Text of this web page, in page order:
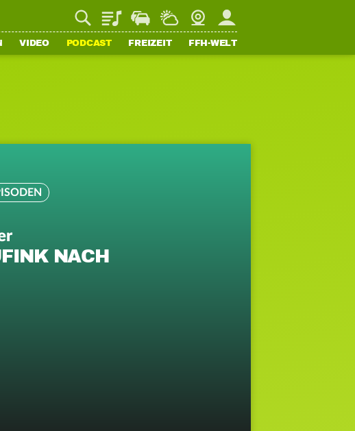
PlaylistStaupilotWetterWebcamMein FFH
VIDEO PODCAST FREIZEIT FFH-WELT
NACH